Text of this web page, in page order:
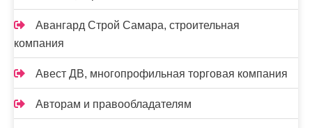
Авангард Строй Самара, строительная
компания
Авест ДВ, многопрофильная торговая компания
Авторам и правообладателям